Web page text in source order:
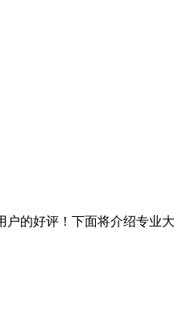
的好评！下面将介绍专业